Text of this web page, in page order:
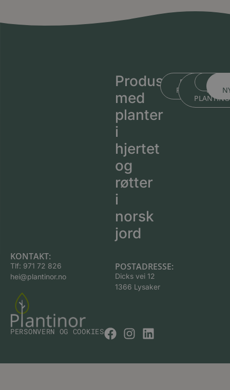
Produsert
med
planter
i
hjertet
og
røtter
i
norsk
jord
BLI KJENT MED
BLI
MED
KONTAKT:
Tlf: 971 72 826
hei@plantinor.no
POSTADRESSE:
Dicks vei 12
1366 Lysaker
PERSONVERN OG COOKIES